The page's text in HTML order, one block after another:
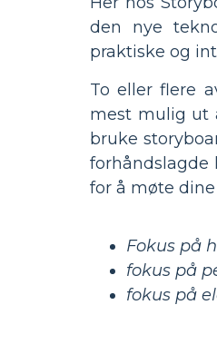
den nye
praktiske og
To eller flere
mest mulig ut
bruke
forhåndslagde
for å møte
Fokus på
fokus på
fokus på